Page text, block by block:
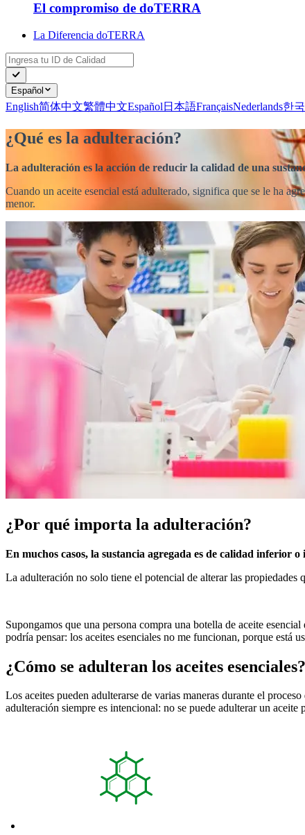
El compromiso de doTERRA
La Diferencia doTERRA
Español
English简体中文繁體中文Español 日本語FrançaisNederlands한
¿Qué es la adulteración?
La adulteración es la acción de reducir la calidad de una
Cuando un aceite esencial está adulterado, significa que se le ha
menor.
¿Por qué importa la adulteración?
En muchos casos, la sustancia agregada es de calidad inferior
La adulteración no solo tiene el potencial de alterar las
Supongamos que una persona compra una botella de aceite
podría pensar: los aceites esenciales no me funcionan, porque está
¿Cómo se adulteran los aceites esenciales?
Los aceites pueden adulterarse de varias maneras durante el
adulteración siempre es intencional: no se puede adulterar un aceite